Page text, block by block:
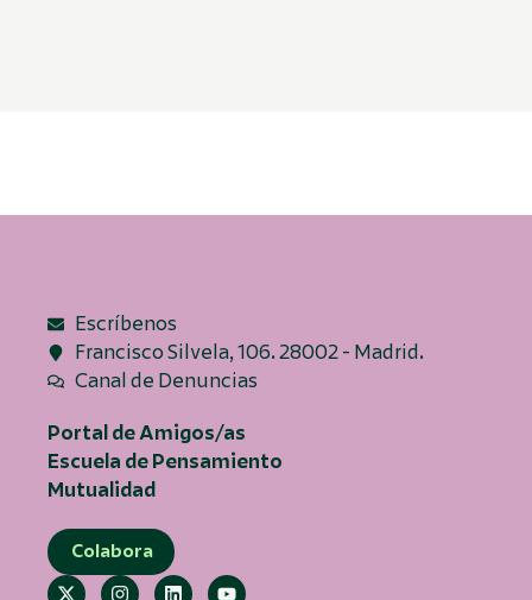
Escríbenos
Francisco Silvela, 106. 28002 - Madrid.
Canal de Denuncias
Portal de Amigos/as
Escuela de Pensamiento
Mutualidad
Colabora